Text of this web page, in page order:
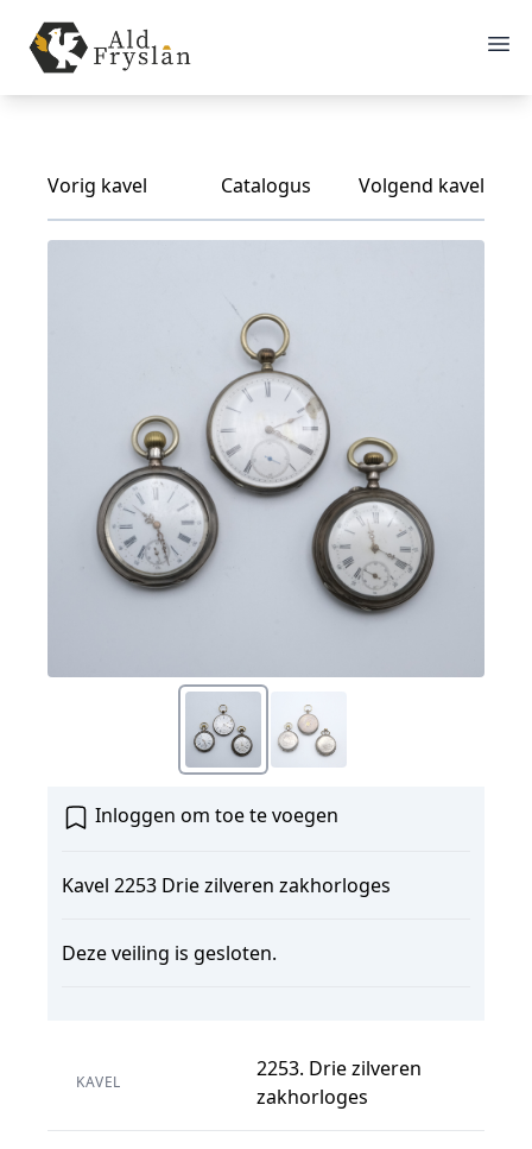
Vorig kavel Catalogus Volgend kavel
Inloggen om toe te voegen
Kavel 2253 Drie zilveren zakhorloges
Deze veiling is gesloten.
KAVEL
2253. Drie zilveren
zakhorloges